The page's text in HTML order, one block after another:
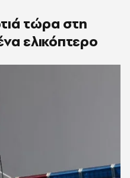
τώρα στη
ελικόπτερο